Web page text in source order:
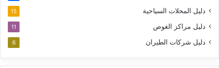
دليل المحلات السياحية 15
دليل مراكز الغوص 11
دليل شركات الطيران 6